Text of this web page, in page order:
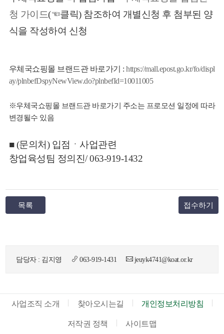
청 가이드(☜클릭) 참조하여 개별신청 후 첨부된 양
식을 작성하여 신청
우체국쇼핑몰 브랜드관 바로가기 :https://mall.epost.go.kr/fo/displ
ay/plnbefDspyNewView.do?plnbefId=10011005
※우체국쇼핑몰 브랜드관 바로가기 주소는 프로모션 일정에 따라
변경될수 있음
■ (문의처) 입점ㆍ사업관련
창업육성팀 정의진/ 063-919-1432
목록 접수하기
담당자 : 김지영 063-919-1431 jeuyk4741@koat.or.kr
사업조직 소개 찾아오시는길 개인정보처리방침
저작권 정책 사이트맵